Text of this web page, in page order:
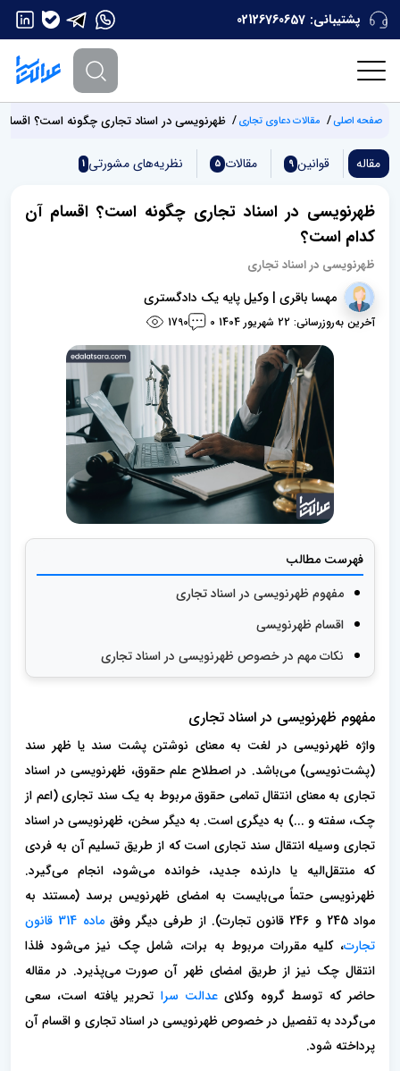
پشتیبانی: 02126760657
صفحه اصلی مقالات دعاوی تجاری ظهرنویسی در اسناد تجاری چگونه است؟
مقاله قوانین 9 مقالات 5 نظریه‌های مشورتی 1
ظهرنویسی در اسناد تجاری چگونه است؟ اقسام آن
کدام است؟
ظهرنویسی در اسناد تجاری
مهسا باقری | وکیل پایه یک دادگستری
آخرین به‌روزرسانی: 22 شهریور 1404 0
1790
فهرست مطالب
مفهوم ظهرنویسی در اسناد تجاری
اقسام ظهرنویسی
نکات مهم در خصوص ظهرنویسی در اسناد تجاری
مفهوم ظهرنویسی در اسناد تجاری
واژه ظهرنویسی در لغت به معنای نوشتن پشت سند یا ظهر سند
(پشت‌نویسی) می‌باشد. در اصطلاح علم حقوق، ظهرنویسی در اسناد
تجاری به معنای انتقال تمامی حقوق مربوط به یک سند تجاری (اعم از
چک، سفته و ...) به دیگری است. به دیگر سخن، ظهرنویسی در اسناد
تجاری وسیله انتقال سند تجاری است که از طریق تسلیم آن به فردی
که منتقل‌الیه یا دارنده جدید، خوانده می‌شود، انجام می‌گیرد.
ظهرنویسی حتماً می‌بایست به امضای ظهرنویس برسد (مستند به
مواد 245 و 246 قانون تجارت). از طرفی دیگر وفق
ماده 314 قانون
تجارت، کلیه مقررات مربوط به برات، شامل چک نیز می‌شود فلذا
انتقال چک نیز از طریق امضای ظهر آن صورت می‌پذیرد. در مقاله
حاضر که توسط گروه وکلای عدالت سرا تحریر یافته است، سعی
می‌گردد به تفصیل در خصوص ظهرنویسی در اسناد تجاری و اقسام آن
پرداخته شود.